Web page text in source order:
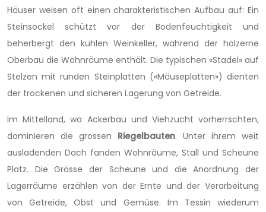
Häuser weisen oft einen charakteristischen Aufbau auf: Ein
Steinsockel schützt vor der Bodenfeuchtigkeit und
beherbergt den kühlen Weinkeller, während der hölzerne
Oberbau die Wohnräume enthält. Die typischen «Stadel» auf
Stelzen mit runden Steinplatten («Mäuseplatten») dienten
der trockenen und sicheren Lagerung von Getreide.
Im Mittelland, wo Ackerbau und Viehzucht vorherrschten,
dominieren die grossen Riegelbauten. Unter ihrem weit
ausladenden Dach fanden Wohnräume, Stall und Scheune
Platz. Die Grösse der Scheune und die Anordnung der
Lagerräume erzählen von der Ernte und der Verarbeitung
von Getreide, Obst und Gemüse. Im Tessin wiederum